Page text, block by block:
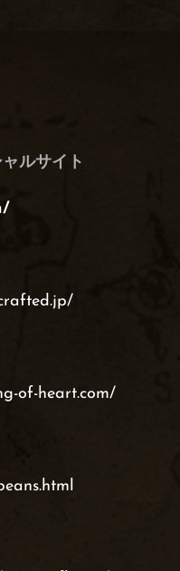
ルサイト
of-heart.com/